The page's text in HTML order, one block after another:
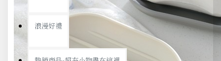
浪漫好禮